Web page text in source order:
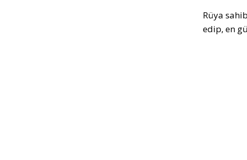
Rüya
edip, en